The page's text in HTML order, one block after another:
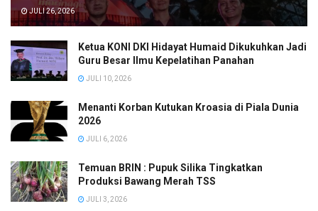
JULI 26, 2026
Ketua KONI DKI Hidayat Humaid Dikukuhkan Jadi
Guru Besar Ilmu Kepelatihan Panahan
JULI 10, 2026
Menanti Korban Kutukan Kroasia di Piala Dunia
2026
JULI 6, 2026
Temuan BRIN : Pupuk Silika Tingkatkan
Produksi Bawang Merah TSS
JULI 3, 2026